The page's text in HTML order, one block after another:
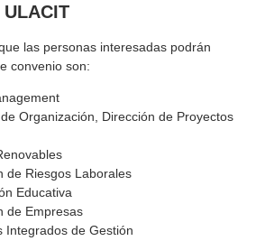
ULACIT
las personas interesadas podrán
convenio son:
Organización, Dirección de Proyectos
de Riesgos Laborales
Educativa
de Empresas
Integrados de Gestión